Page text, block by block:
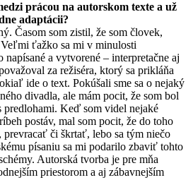
prácou na autorskom texte a už
adaptácii?
Časom som zistil, že som človek,
ťažko sa mi v minulosti
a vytvorené – interpretačne aj
za režiséra, ktorý sa prikláňa
ide o text. Pokúšali sme sa o nejaký
divadla, ale mám pocit, že som bol
predlohami. Keď som videl nejaké
postáv, mal som pocit, že do toho
prevracať či škrtať, lebo sa tým niečo
písaniu sa mi podarilo zbaviť tohto
Autorská tvorba je pre mňa
priestorom a aj zábavnejším